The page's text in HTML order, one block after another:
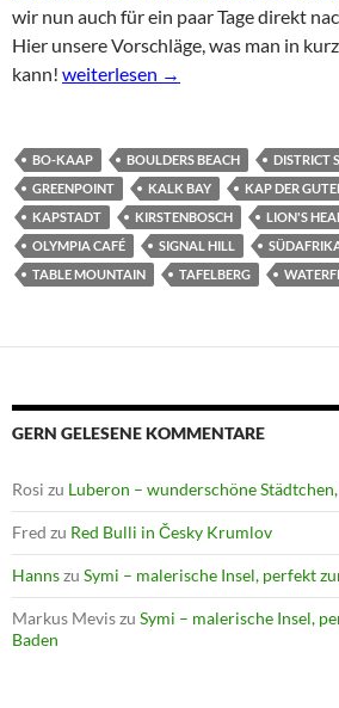
wir nun auch für ein paar Tage direkt
Hier unsere Vorschläge, was man in
kann! Südafrika: Kapstadt – die
weiterlesen →
BO-KAAP BOULDERS BEACH DISTRICT
GREENPOINT
KALK BAY
KAP DER
KAPSTADT
KIRSTENBOSCH LION'S
OLYMPIA CAFÉ
SIGNAL HILL
TABLE MOUNTAIN
TAFELBERG
GERN GELESENE KOMMENTARE
Rosi zu Luberon – wunderschöne
Fred zu Red Bulli in Česky Krumlov
Hannszu Symi – malerische Insel, perfekt
Markus Meviszu Symi – malerische Insel,
Baden